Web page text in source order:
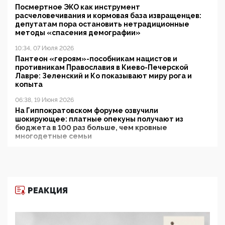
Посмертное ЭКО как инструмент
расчеловечивания и кормовая база извращенцев:
депутатам пора остановить нетрадиционные
методы «спасения демографии»
10:34, 07 Июля 2026
Пантеон «героям»-пособникам нацистов и
противникам Православия в Киево-Печерской
Лавре: Зеленский и Ко показывают миру рога и
копыта
06:38, 19 Июня 2026
На Гиппократовском форуме озвучили
шокирующее: платные опекуны получают из
бюджета в 100 раз больше, чем кровные
многодетные семьи
11:53, 09 Июня 2026
деятельность ИИТО ЮНЕСКО в России, но
цифроглобалисты продолжают определять
РЕАКЦИЯ